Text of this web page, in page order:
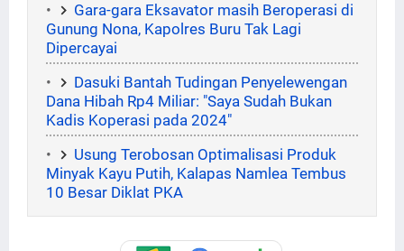
Gara-gara Eksavator masih Beroperasi di
Gunung Nona, Kapolres Buru Tak Lagi
Dipercayai
Dasuki Bantah Tudingan Penyelewengan
Dana Hibah Rp4 Miliar: "Saya Sudah Bukan
Kadis Koperasi pada 2024"
Usung Terobosan Optimalisasi Produk
Minyak Kayu Putih, Kalapas Namlea Tembus
10 Besar Diklat PKA